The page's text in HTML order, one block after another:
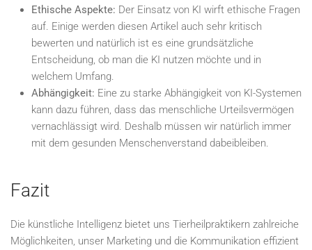
Ethische Aspekte: Der Einsatz von KI wirft ethische Fragen
auf. Einige werden diesen Artikel auch sehr kritisch
bewerten und natürlich ist es eine grundsätzliche
Entscheidung, ob man die KI nutzen möchte und in
welchem Umfang.
Abhängigkeit: Eine zu starke Abhängigkeit von KI-Systemen
kann dazu führen, dass das menschliche Urteilsvermögen
vernachlässigt wird. Deshalb müssen wir natürlich immer
mit dem gesunden Menschenverstand dabeibleiben.
Fazit
Die künstliche Intelligenz bietet uns Tierheilpraktikern zahlreiche
Möglichkeiten, unser Marketing und die Kommunikation effizient